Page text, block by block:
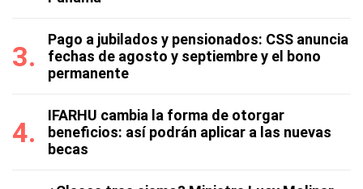
Pago a jubilados y pensionados: CSS anuncia
fechas de agosto y septiembre y el bono
permanente
IFARHU cambia la forma de otorgar
beneficios: así podrán aplicar a las nuevas
becas